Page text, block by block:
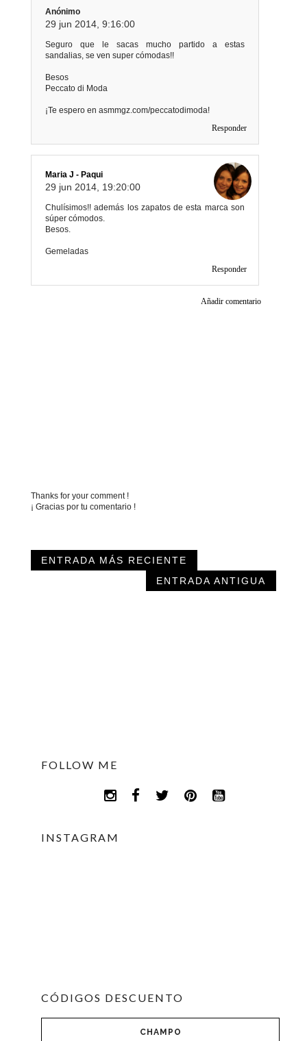
Anónimo
29 jun 2014, 9:16:00
Seguro que le sacas mucho partido a estas
sandalias, se ven super cómodas!!
Besos
Peccato di Moda
¡Te espero en asmmgz.com/peccatodimoda!
Responder
Maria J - Paqui
29 jun 2014, 19:20:00
Chulísimos!! además los zapatos de esta marca son
súper cómodos.
Besos.
Gemeladas
Responder
Añadir comentario
Thanks for your comment !
¡ Gracias por tu comentario !
ENTRADA MÁS RECIENTE
ENTRADA ANTIGUA
FOLLOW ME
INSTAGRAM
CÓDIGOS DESCUENTO
CHAMPO